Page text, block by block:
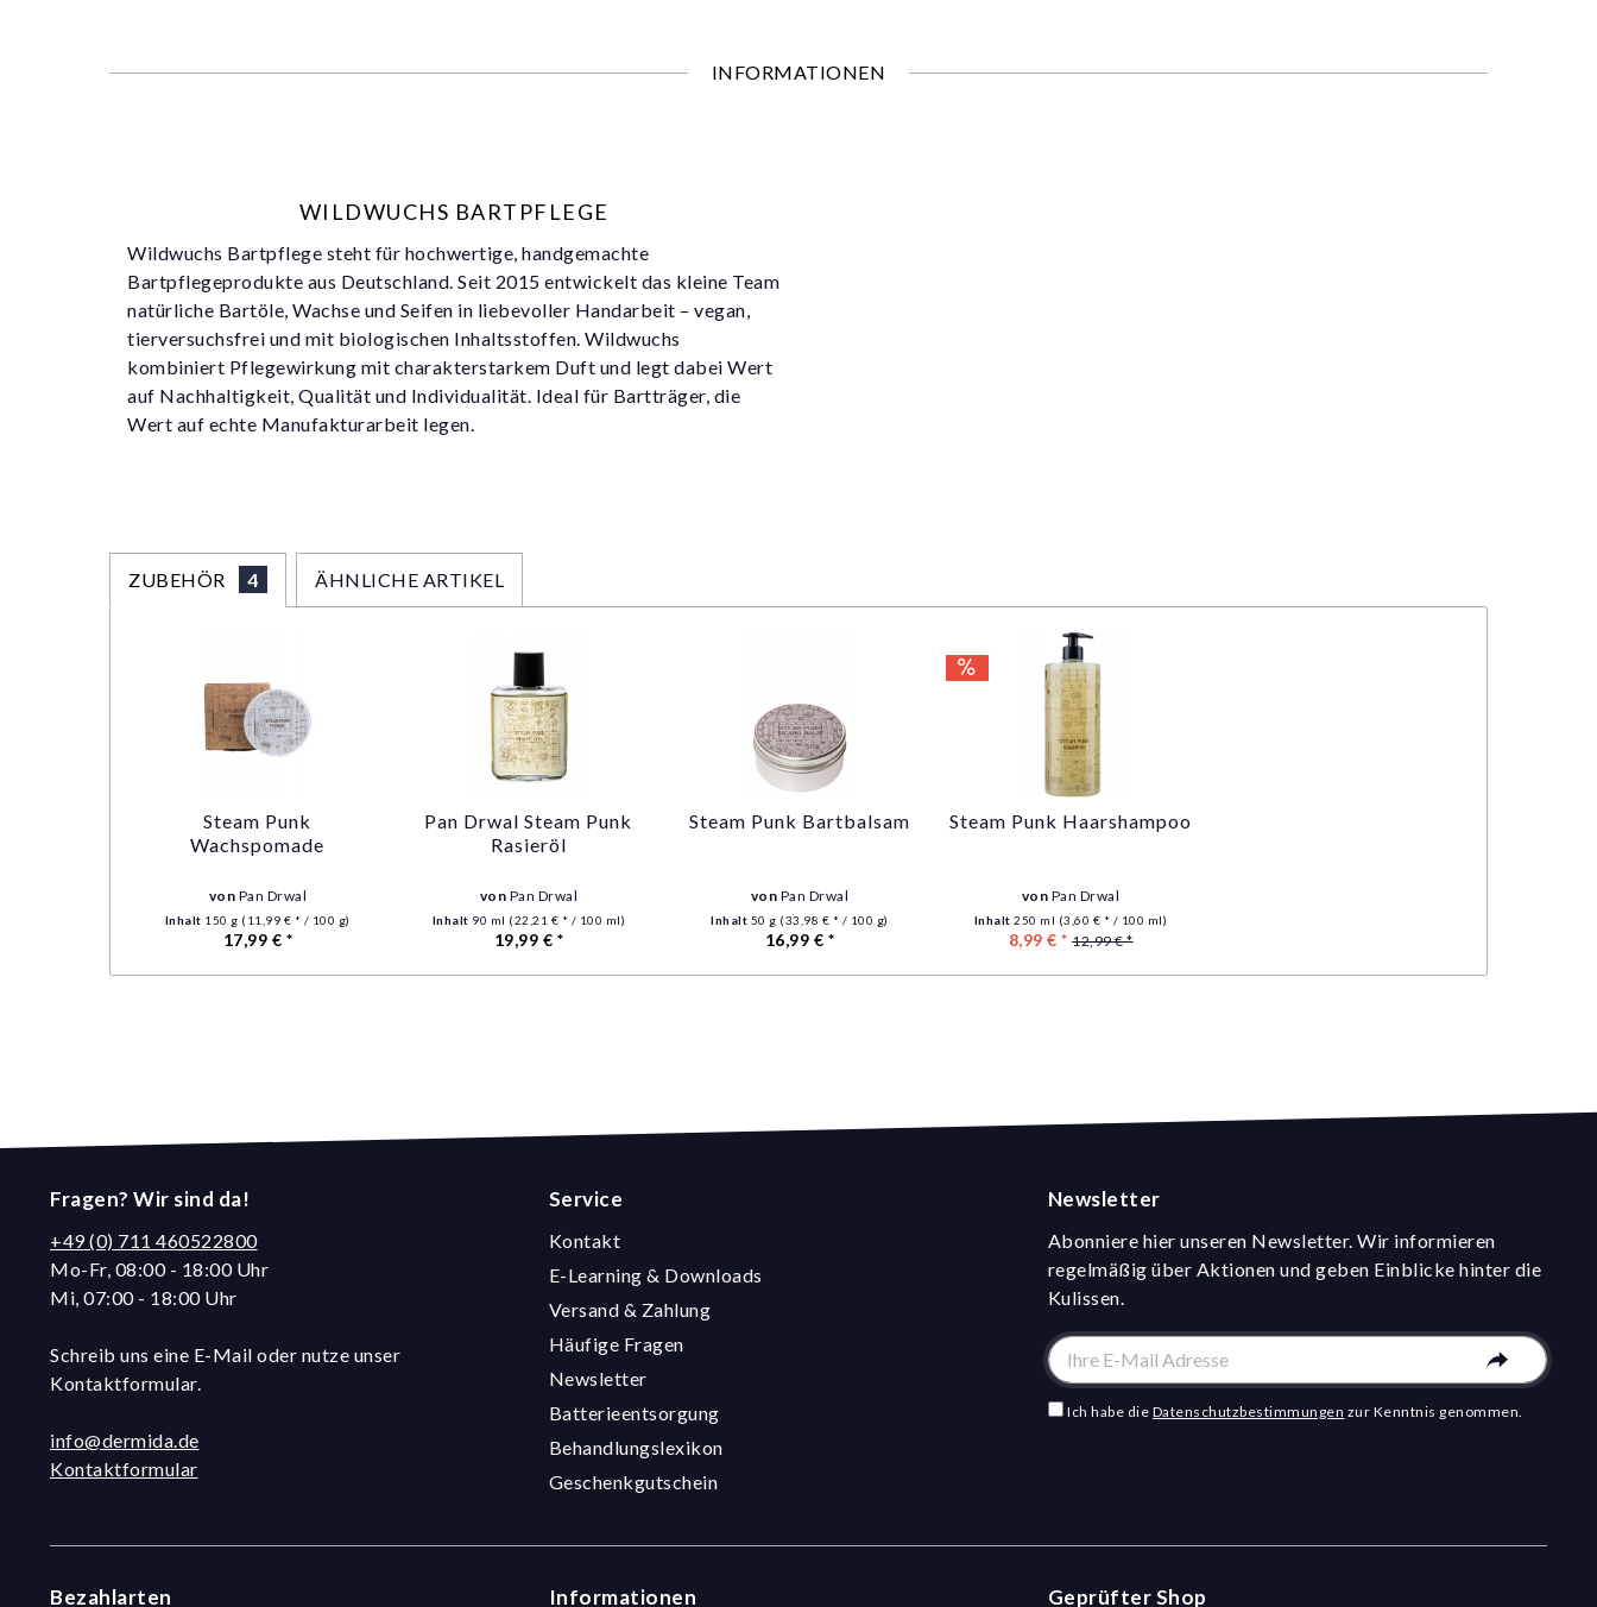
INFORMATIONEN
WILDWUCHS BARTPFLEGE
Wildwuchs Bartpflege steht für hochwertige, handgemachte
Bartpflegeprodukte aus Deutschland. Seit 2015 entwickelt das kleine Team
natürliche Bartöle, Wachse und Seifen in liebevoller Handarbeit – vegan,
tierversuchsfrei und mit biologischen Inhaltsstoffen. Wildwuchs
kombiniert Pflegewirkung mit charakterstarkem Duft und legt dabei Wert
auf Nachhaltigkeit, Qualität und Individualität. Ideal für Bartträger, die
Wert auf echte Manufakturarbeit legen.
ZUBEHÖR 4 ÄHNLICHE ARTIKEL
Steam Punk
Wachspomade
von Pan Drwal
Inhalt 150 g (11,99 € * / 100 g)
17,99 € *
Pan Drwal Steam Punk
Rasieröl
von Pan Drwal
Inhalt 90 ml (22,21 € * / 100 ml)
19,99 € *
Steam Punk Bartbalsam
von Pan Drwal
Inhalt 50 g (33,98 € * / 100 g)
16,99 € *
Steam Punk Haarshampoo
von Pan Drwal
Inhalt250 ml (3,60 € * / 100 ml)
8,99 € * 12,99 € *
Fragen? Wir sind da!
+49 (0) 711 460522800
Mo-Fr, 08:00 - 18:00 Uhr
Mi, 07:00 - 18:00 Uhr
Schreib uns eine E-Mail oder nutze unser
Kontaktformular.
info@dermida.de
Kontaktformular
Service
Kontakt
E-Learning & Downloads
Versand & Zahlung
Häufige Fragen
Newsletter
Batterieentsorgung
Behandlungslexikon
Geschenkgutschein
Newsletter
Abonniere hier unseren Newsletter. Wir informieren
regelmäßig über Aktionen und geben Einblicke hinter die
Kulissen.
Ich habe die Datenschutzbestimmungen zur Kenntnis genommen.
Bezahlarten Informationen Geprüfter Shop